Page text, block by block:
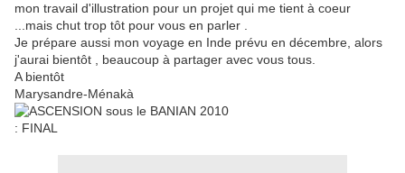
mon travail d'illustration pour un projet qui me tient à coeur
...mais chut trop tôt pour vous en parler .
Je prépare aussi mon voyage en Inde prévu en décembre, alors
j'aurai bientôt , beaucoup à partager avec vous tous.
A bientôt
Marysandre-Ménakà